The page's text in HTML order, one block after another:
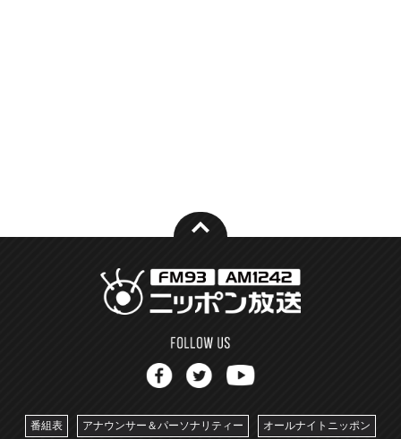
番組表 アナウンサー＆パーソナリティー オールナイトニッポン